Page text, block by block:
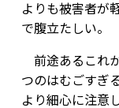
よりも被害者が
で腹立たしい。
前途あるこれ
つのはむごすぎ
より細心に注意